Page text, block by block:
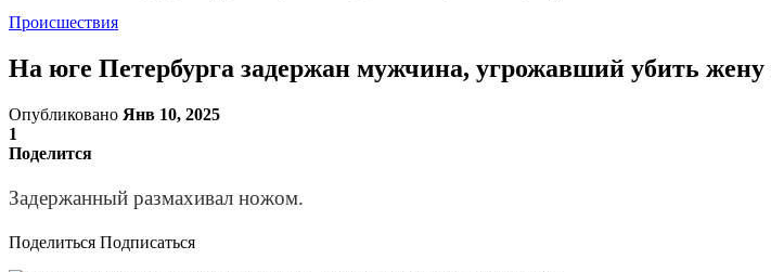
Происшествия
На юге Петербурга задержан мужчина, угрожавший убить жену
Опубликовано Янв 10, 2025
1
Поделится
Задержанный размахивал ножом.
Поделиться Подписаться